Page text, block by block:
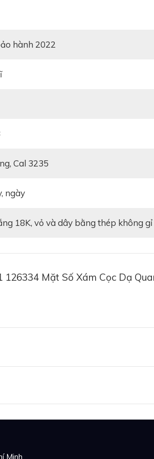
thép không gỉ và vàng trắng.
bộ vỏ khung Oyster 41mm, có
hành 2022
Cal 3235
ngày
18K, vỏ và dây bằng thép không gỉ
Mặt Số Xám Cọc Dạ
Minh